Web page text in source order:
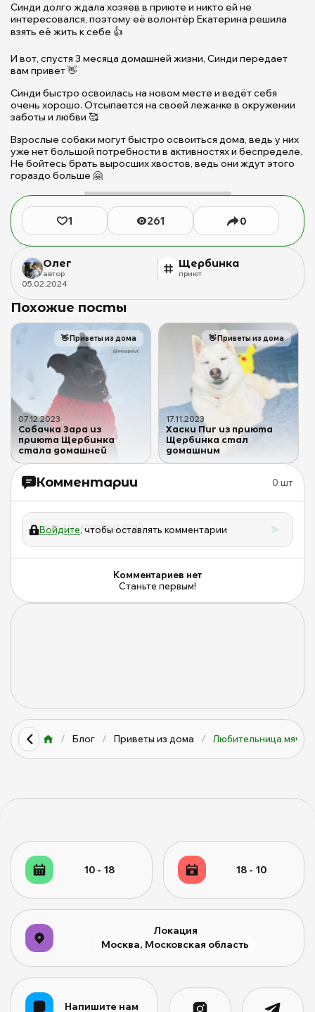
Синди долго ждала хозяев в приюте и никто ей не
интересовался, поэтому её волонтёр Екатерина решила
взять её жить к себе 👍
И вот, спустя 3 месяца домашней жизни, Синди передает
вам привет 👋
Синди быстро освоилась на новом месте и ведёт себя
очень хорошо. Отсыпается на своей лежанке в окружении
заботы и любви 🥰
Взрослые собаки могут быстро освоиться дома, ведь у них
уже нет большой потребности в активностях и беспределе.
Не бойтесь брать выросших хвостов, ведь они ждут этого
гораздо больше 🤗
Комментарии 0 шт
Войдите, чтобы оставлять комментарии
Комментариев нет
Станьте первым!
1 261 0
Олег
автор
Щербинка
приют
05.02.2024
Похожие посты
07.12.2023
Собачка Зара из
приюта Щербинка
стала домашней
👋Приветы из дома
17.11.2023
Хаски Пиг из приюта
Щербинка стал
домашним
👋Приветы из дома
/ Блог / Приветы из дома / Любительница
10 - 18 18 - 10
Локация
Москва, Московская область
Напишите нам